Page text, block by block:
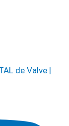
de Valve |